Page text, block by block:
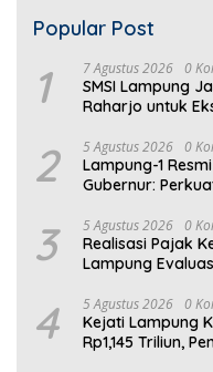
Popular Post
1 7 Agustus 2026 0
SMSI Lampung
Raharjo untuk
2 5 Agustus 2026 0
Lampung-1
Gubernur:
3 5 Agustus 2026 0
Realisasi Pajak
Lampung
4 5 Agustus 2026 0
Kejati Lampung
Rp1,145 Triliun,